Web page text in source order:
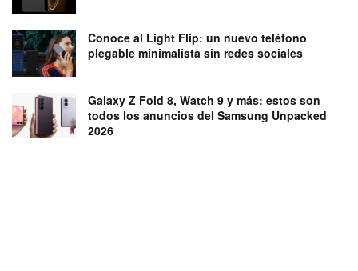
Conoce al Light Flip: un nuevo teléfono
plegable minimalista sin redes sociales
Galaxy Z Fold 8, Watch 9 y más: estos son
todos los anuncios del Samsung Unpacked
2026